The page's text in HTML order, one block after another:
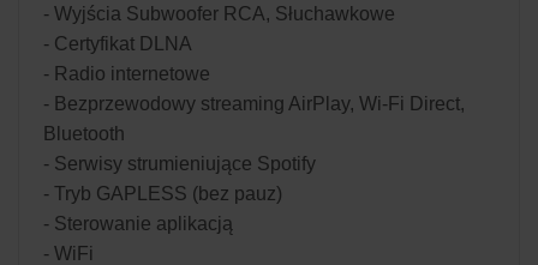
- Wyjścia Subwoofer RCA, Słuchawkowe
- Certyfikat DLNA
- Radio internetowe
- Bezprzewodowy streaming AirPlay, Wi-Fi Direct,
Bluetooth
- Serwisy strumieniujące Spotify
- Tryb GAPLESS (bez pauz)
- Sterowanie aplikacją
- WiFi